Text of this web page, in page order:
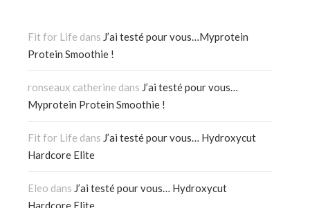
Fit for Life dans J’ai testé pour vous…Myprotein
Protein Smoothie !
ronseaux catherine dans J’ai testé pour vous…
Myprotein Protein Smoothie !
Fit for Life dans J’ai testé pour vous… Hydroxycut
Hardcore Elite
Eleo dans J’ai testé pour vous… Hydroxycut